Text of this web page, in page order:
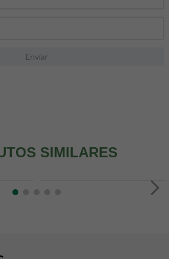
Enviar
SIMILARES
verde